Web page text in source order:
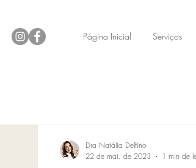
Página Inicial Serviços
Dra Natália Delfino
22 de mai. de 2023
1 min de